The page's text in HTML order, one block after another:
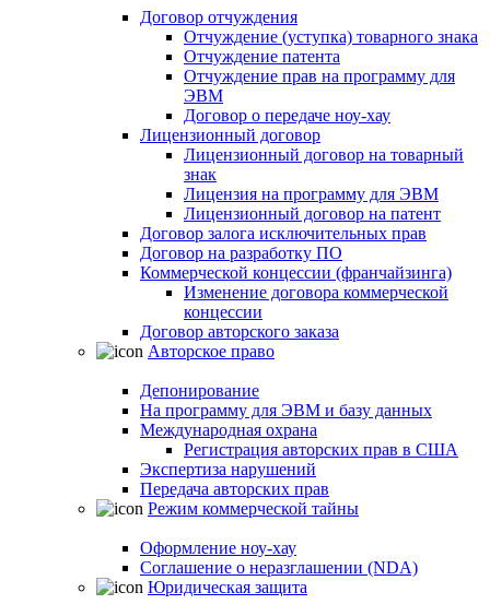
Договор отчуждения
Отчуждение (уступка) товарного знака
Отчуждение патента
Отчуждение прав на программу для
ЭВМ
Договор о передаче ноу-хау
Лицензионный договор
Лицензионный договор на товарный
знак
Лицензия на программу для ЭВМ
Лицензионный договор на патент
Договор залога исключительных прав
Договор на разработку ПО
Коммерческой концессии (франчайзинга)
Изменение договора коммерческой
концессии
Договор авторского заказа
Авторское право
Депонирование
На программу для ЭВМ и базу данных
Международная охрана
Регистрация авторских прав в США
Экспертиза нарушений
Передача авторских прав
Режим коммерческой тайны
Оформление ноу-хау
Соглашение о неразглашении (NDA)
Юридическая защита